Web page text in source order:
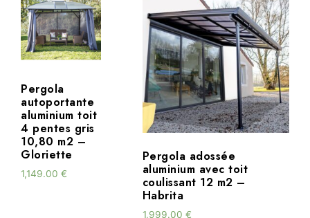
Pergola
autoportante
aluminium toit
4 pentes gris
10,80 m2 –
Gloriette
1,149.00 €
Pergola adossée
aluminium avec toit
coulissant 12 m2 –
Habrita
1,999.00 €